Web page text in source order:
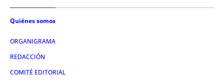
Quiénes somos
ORGANIGRAMA
REDACCIÓN
COMITÉ EDITORIAL